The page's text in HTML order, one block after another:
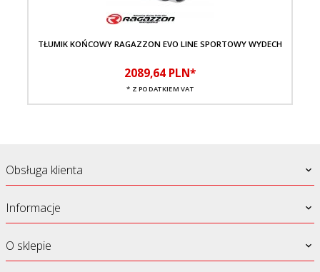
TŁUMIK KOŃCOWY RAGAZZON EVO LINE SPORTOWY WYDECH
2089,64 PLN*
* Z PODATKIEM VAT
Obsługa klienta
Informacje
O sklepie